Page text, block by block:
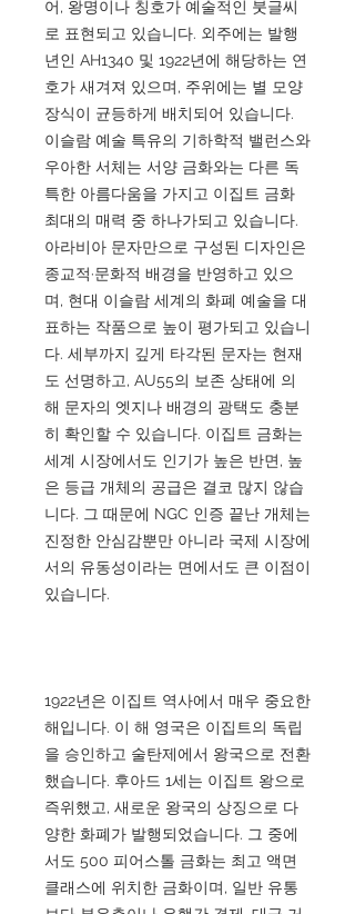
어, 왕명이나 칭호가 예술적인 붓글씨
로 표현되고 있습니다. 외주에는 발행
년인 AH1340 및 1922년에 해당하는 연
호가 새겨져 있으며, 주위에는 별 모양
장식이 균등하게 배치되어 있습니다.
이슬람 예술 특유의 기하학적 밸런스와
우아한 서체는 서양 금화와는 다른 독
특한 아름다움을 가지고 이집트 금화
최대의 매력 중 하나가되고 있습니다.
아라비아 문자만으로 구성된 디자인은
종교적·문화적 배경을 반영하고 있으
며, 현대 이슬람 세계의 화폐 예술을 대
표하는 작품으로 높이 평가되고 있습니
다. 세부까지 깊게 타각된 문자는 현재
도 선명하고, AU55의 보존 상태에 의
해 문자의 엣지나 배경의 광택도 충분
히 확인할 수 있습니다. 이집트 금화는
세계 시장에서도 인기가 높은 반면, 높
은 등급 개체의 공급은 결코 많지 않습
니다. 그 때문에 NGC 인증 끝난 개체는
진정한 안심감뿐만 아니라 국제 시장에
서의 유동성이라는 면에서도 큰 이점이
있습니다.
1922년은 이집트 역사에서 매우 중요한
해입니다. 이 해 영국은 이집트의 독립
을 승인하고 술탄제에서 왕국으로 전환
했습니다. 후아드 1세는 이집트 왕으로
즉위했고, 새로운 왕국의 상징으로 다
양한 화폐가 발행되었습니다. 그 중에
서도 500 피어스톨 금화는 최고 액면
클래스에 위치한 금화이며, 일반 유통